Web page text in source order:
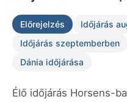
Előrejelzés
Időjárás
Időjárás szeptemberben
Dánia időjárása
Élő időjárás Horsens-